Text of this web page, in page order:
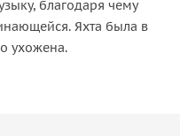
благодаря чему
Яхта была в
ухожена.